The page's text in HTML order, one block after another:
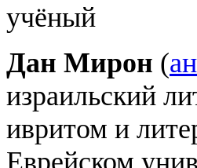
учёный
Дан Мирон (
израильский
ивритом и
Еврейском